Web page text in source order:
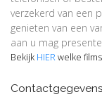
verzekerd van een
genieten van een
aan u mag
Bekijk HIERwelke
Contactgegevens